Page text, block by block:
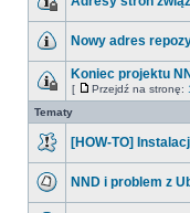
Nowy adres
Koniec projektu
[ Przejdź na stronę:
Tematy
[HOW-TO]
NND i problem z